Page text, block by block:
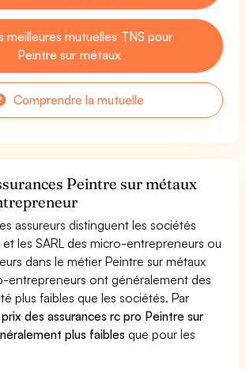
meilleures mutuelles TNS pour
Peintre sur métaux
Comprendre la mutuelle
Peintre sur métaux
assureurs distinguent les sociétés
les SARL des micro-entrepreneurs ou
dans le métier Peintre sur métaux
entrepreneurs ont généralement des
plus faibles que les sociétés. Par
des assurances rc pro Peintre sur
plus faibles que pour les